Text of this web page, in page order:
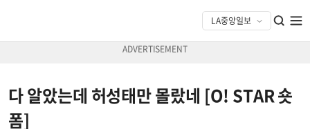
다 알았는데 허성태만 몰랐네 [O! STAR 숏
폼]